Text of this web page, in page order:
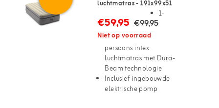
luchtmatras - 191x99x51
€59,95 €99,95
Niet op voorraad
1-
persoons intex
luchtmatras met Dura-
Beam technologie
Inclusief ingebouwde
elektrische pomp